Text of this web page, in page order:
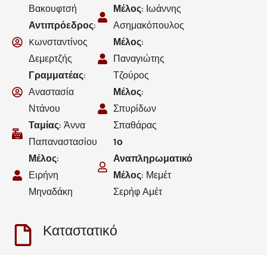
Βακουφτσή
Αντιπρόεδρος:
Kωνσταντίνος
Δεμερτζής
Γραμματέας:
Αναστασία
Ντάνου
Ταμίας: Άννα
Παπαναστασίου
Μέλος:
Ειρήνη
Μηναδάκη
Μέλος: Ιωάννης
Ασημακόπουλος
Μέλος:
Παναγιώτης
Τζούρος
Μέλος:
Σπυρίδων
Σπαθάρας
1ο
Αναπληρωματικό
Μέλος: Μεμέτ
Σερήφ Αμέτ
Καταστατικό